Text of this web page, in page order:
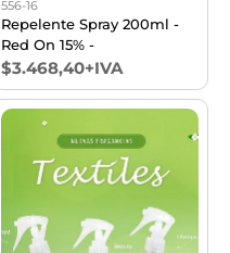
556-16
Repelente Spray 200ml -
Red On 15% -
$3.468,40+IVA